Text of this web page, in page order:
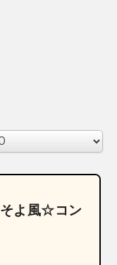
よ風☆コン